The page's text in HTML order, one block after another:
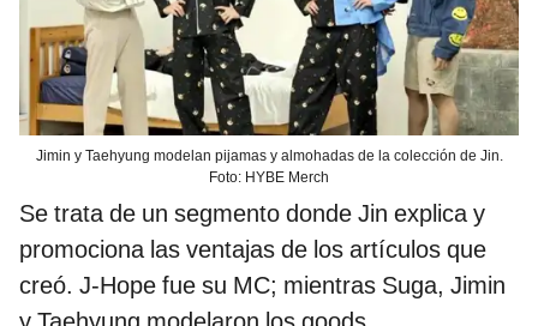
Jimin y Taehyung modelan pijamas y almohadas de la colección de Jin.
Foto: HYBE Merch
Se trata de un segmento donde Jin explica y
promociona las ventajas de los artículos que
creó. J-Hope fue su MC; mientras Suga, Jimin